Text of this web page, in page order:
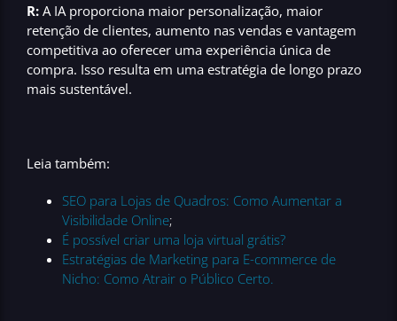
R: A IA proporciona maior personalização, maior
retenção de clientes, aumento nas vendas e vantagem
competitiva ao oferecer uma experiência única de
compra. Isso resulta em uma estratégia de longo prazo
mais sustentável.
Leia também:
SEO para Lojas de Quadros: Como Aumentar a
Visibilidade Online;
É possível criar uma loja virtual grátis?
Estratégias de Marketing para E-commerce de
Nicho: Como Atrair o Público Certo.